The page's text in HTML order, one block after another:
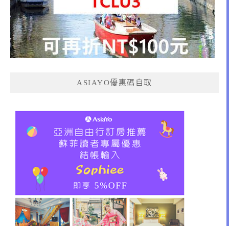
ASIAYO優惠碼自取